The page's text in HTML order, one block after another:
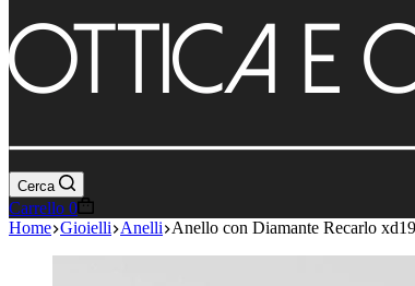
Cerca
Carrello 0
Home Gioielli Anelli Anello con Diamante Recarlo